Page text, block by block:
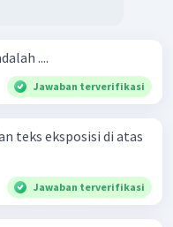
....
Jawaban terverifikasi
teks eksposisi di atas
Jawaban terverifikasi